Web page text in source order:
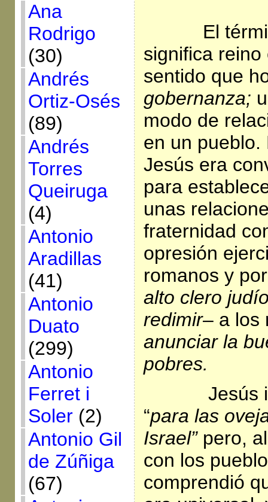
Ana
Rodrigo
(30)
Andrés
Ortiz-Osés
(89)
Andrés
Torres
Queiruga
(4)
Antonio
Aradillas
(41)
Antonio
Duato
(299)
Antonio
Ferret i
Soler(2)
Antonio Gil
de Zúñiga
(67)
El
significa
sentido que
gobernanza;
modo de
en un pueblo.
Jesús era
para
unas
fraternidad
opresión
romanos y
alto clero
redimir– a los
anunciar la
pobres.
Jesús
“para las
Israel” pero,
con los
comprendió